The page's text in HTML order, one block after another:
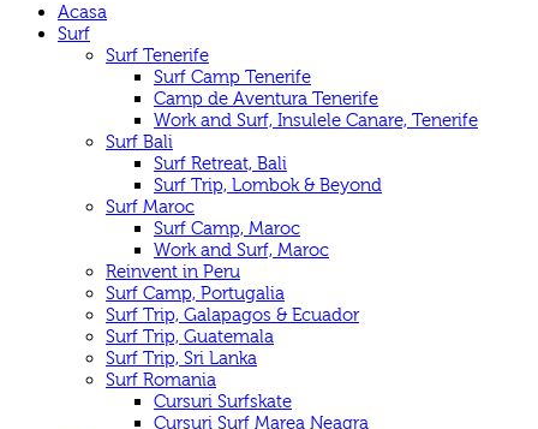
Acasa
Surf
Surf Tenerife
Surf Camp Tenerife
Camp de Aventura Tenerife
Work and Surf, Insulele Canare, Tenerife
Surf Bali
Surf Retreat, Bali
Surf Trip, Lombok & Beyond
Surf Maroc
Surf Camp, Maroc
Work and Surf, Maroc
Reinvent in Peru
Surf Camp, Portugalia
Surf Trip, Galapagos & Ecuador
Surf Trip, Guatemala
Surf Trip, Sri Lanka
Surf Romania
Cursuri Surfskate
Cursuri Surf Marea Neagra